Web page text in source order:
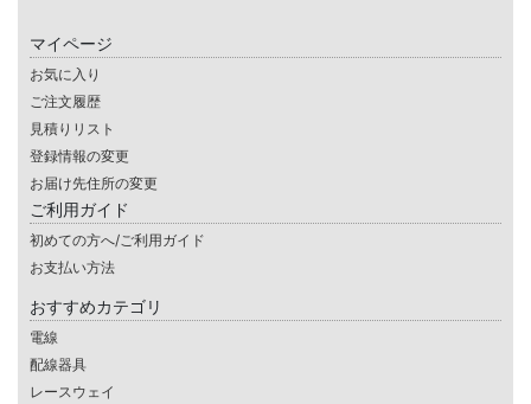
マイページ
お気に入り
ご注文履歴
見積りリスト
登録情報の変更
お届け先住所の変更
ご利用ガイド
初めての方へ/ご利用ガイド
お支払い方法
おすすめカテゴリ
電線
配線器具
レースウェイ